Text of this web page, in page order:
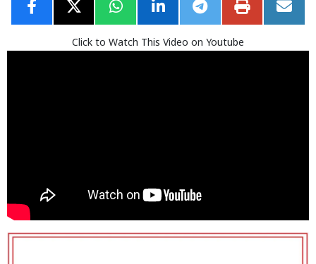
Click to Watch This Video on Youtube